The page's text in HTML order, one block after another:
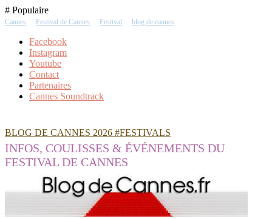
Skip
To
# Populaire
Cannes Festival de Cannes Festival blog de cannes
Facebook
Instagram
Youtube
Contact
Partenaires
Cannes Soundtrack
BLOG DE CANNES 2026 #FESTIVALS
INFOS, COULISSES & ÉVÉNEMENTS DU
FESTIVAL DE CANNES